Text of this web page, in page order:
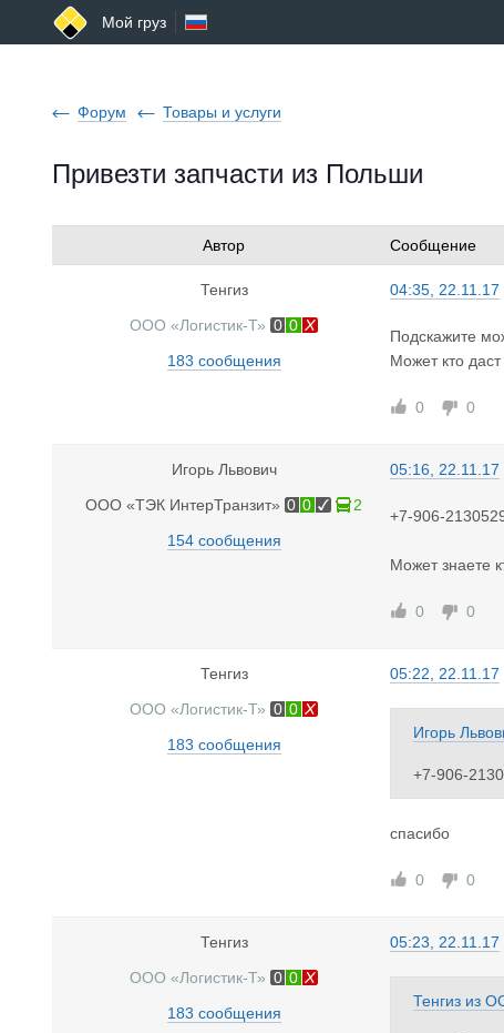
Мой груз
Форум Товары и услуги
Привезти запчасти из Польши
Автор Сообщение
Тенгиз
ООО «Логистик-Т» 0 0
183 сообщения
04:35, 22.11.17
Подскажите
Может кто
0 0
Игорь Львович
ООО «ТЭК ИнтерТранзит» 0 0
2
154 сообщения
05:16, 22.11.17
+7-906-
Может знаете
0 0
Тенгиз
ООО «Логистик-Т» 0 0
183 сообщения
05:22, 22.11.17
Игорь
+7-906-
спасибо
0 0
Тенгиз
ООО «Логистик-Т» 0 0
183 сообщения
05:23, 22.11.17
Тенгиз из